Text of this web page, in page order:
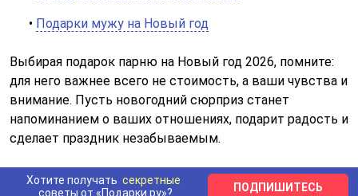
• Подарки мужу на Новый год
Выбирая подарок парню на Новый год 2026, помните:
для него важнее всего не стоимость, а ваши чувства и
внимание. Пусть новогодний сюрприз станет
напоминанием о ваших отношениях, подарит радость и
сделает праздник незабываемым.
Хотите получать секретные
советы от «Подарки.ру»?
ПОДПИШИТЕСЬ